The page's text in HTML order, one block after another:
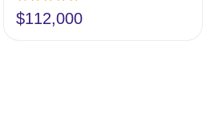
Valorado en
5.00de 5
$112,000